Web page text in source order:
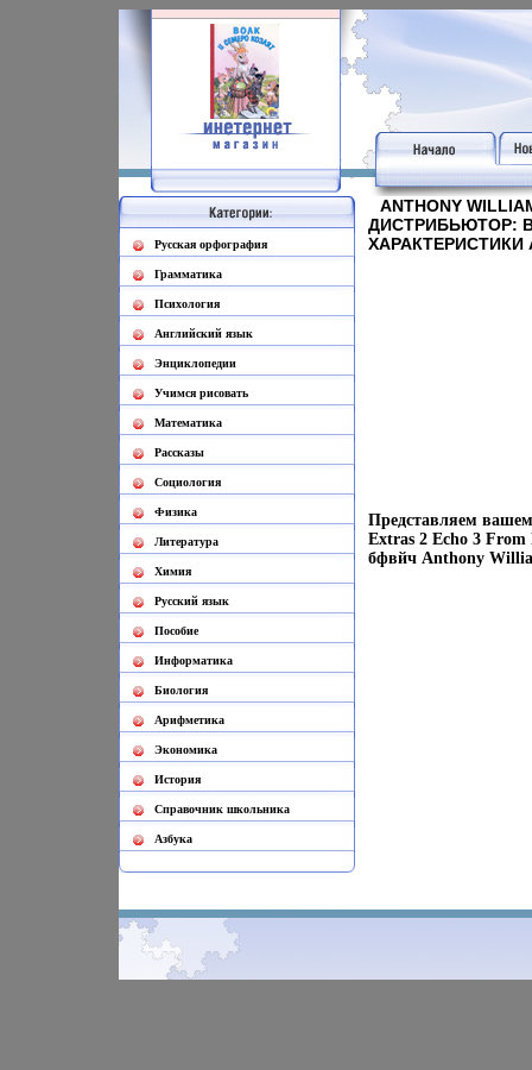
Русская орфография
Грамматика
Психология
Английский язык
Энциклопедии
Учимся рисовать
Математика
Рассказы
Социология
Физика
Литература
Химия
Русский язык
Пособие
Информатика
Биология
Арифметика
Экономика
История
Cправочник школьника
Азбука
ANTHONY
ДИСТРИБЬЮТОР:
ХАРАКТЕРИСТИКИ
Представляем
Extras 2 Echo 3 From
бфвйч Anthony